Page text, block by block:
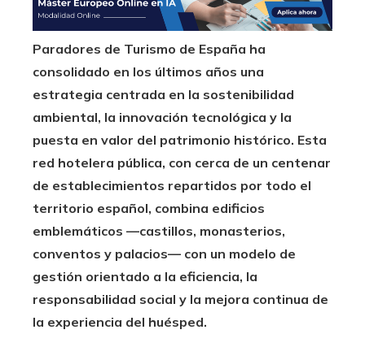
Paradores de Turismo de España ha
consolidado en los últimos años una
estrategia centrada en la sostenibilidad
ambiental, la innovación tecnológica y la
puesta en valor del patrimonio histórico. Esta
red hotelera pública, con cerca de un centenar
de establecimientos repartidos por todo el
territorio español, combina edificios
emblemáticos —castillos, monasterios,
conventos y palacios— con un modelo de
gestión orientado a la eficiencia, la
responsabilidad social y la mejora continua de
la experiencia del huésped.